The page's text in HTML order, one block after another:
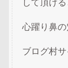
して頂け
心躍り鼻の
ブログ村